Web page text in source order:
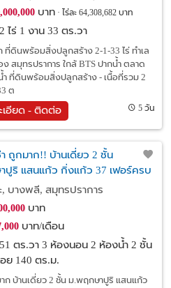
บาท ไร่ละ 64,308,682 บาท
ไร่ 1 งาน 33 ตร.วา
ที่ดินพร้อมสิ่งปลูกสร้าง 2-1-33 ไร่ ทำเล
ง สมุทรปราการ ใกล้ BTS ปากน้ำ ตลาด
ำ ที่ดินพร้อมสิ่งปลูกสร้าง - เนื้อที่รวม 2
ต
เอียด - ติดต่อ 5 วัน
า ถูกมาก!! บ้านเดี่ยว 2 ชั้น
ปูริ แสนแก้ว กิ่งแก้ว 37 เฟอร์ครบ
กล้โรบินสัน เมกาบางนาฯ
, บางพลี, สมุทรปราการ
บาท
บาท/เดือน
ตร.วา 3 ห้องนอน 2 ห้องน้ำ 2 ชั้น
ย 140 ตร.ม.
าก บ้านเดี่ยว 2 ชั้น ม.พฤกษาปูริ แสนแก้ว